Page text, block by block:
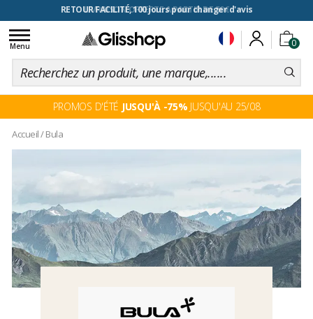
RETOUR FACILITÉ, 100 jours pour changer d'avis
0
Toggle
navigation
Menu
PROMOS D'ÉTÉ JUSQU'À -75% JUSQU'AU 25/08
Accueil/Bula